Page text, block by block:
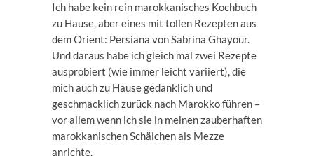
Ich habe kein rein marokkanisches Kochbuch
zu Hause, aber eines mit tollen Rezepten aus
dem Orient: Persiana von Sabrina Ghayour.
Und daraus habe ich gleich mal zwei Rezepte
ausprobiert (wie immer leicht variiert), die
mich auch zu Hause gedanklich und
geschmacklich zurück nach Marokko führen –
vor allem wenn ich sie in meinen zauberhaften
marokkanischen Schälchen als Mezze
anrichte.